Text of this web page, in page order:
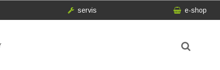
servis e-shop